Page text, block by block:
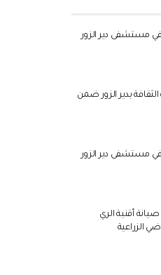
في مستشفى دير الزور
الثقافة بدير الزور ضمن
في مستشفى دير الزور
صيانة أقنية الري
الزراعية